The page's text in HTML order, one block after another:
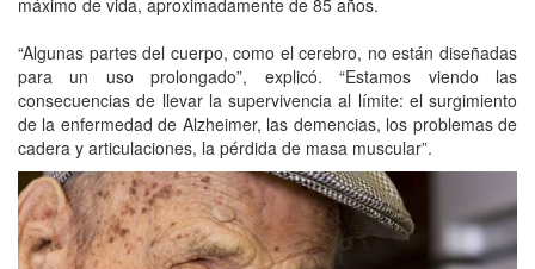
máximo de vida, aproximadamente de 85 años.
“Algunas partes del cuerpo, como el cerebro, no están diseñadas
para un uso prolongado”, explicó. “Estamos viendo las
consecuencias de llevar la supervivencia al límite: el surgimiento
de la enfermedad de Alzheimer, las demencias, los problemas de
cadera y articulaciones, la pérdida de masa muscular”.